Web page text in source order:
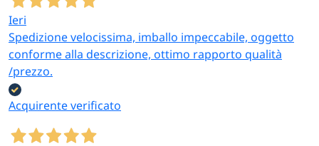
Ieri
Spedizione velocissima, imballo impeccabile, oggetto
conforme alla descrizione, ottimo rapporto qualità
/prezzo.
Acquirente verificato